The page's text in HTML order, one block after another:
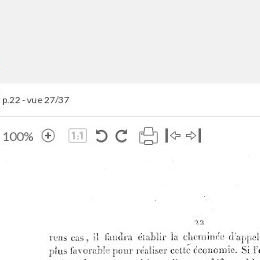
p.22 - vue 27/37
100%